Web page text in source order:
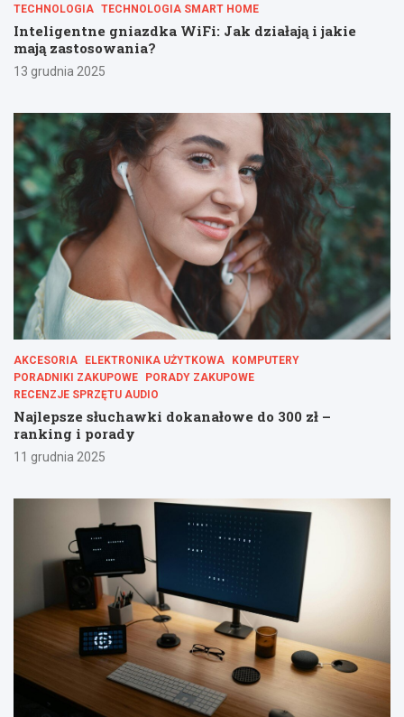
TECHNOLOGIA TECHNOLOGIA SMART HOME
Inteligentne gniazdka WiFi: Jak działają i jakie
mają zastosowania?
13 grudnia 2025
AKCESORIA ELEKTRONIKA UŻYTKOWA
KOMPUTERY
PORADNIKI ZAKUPOWE
PORADY ZAKUPOWE
RECENZJE SPRZĘTU AUDIO
Najlepsze słuchawki dokanałowe do 300 zł –
ranking i porady
11 grudnia 2025